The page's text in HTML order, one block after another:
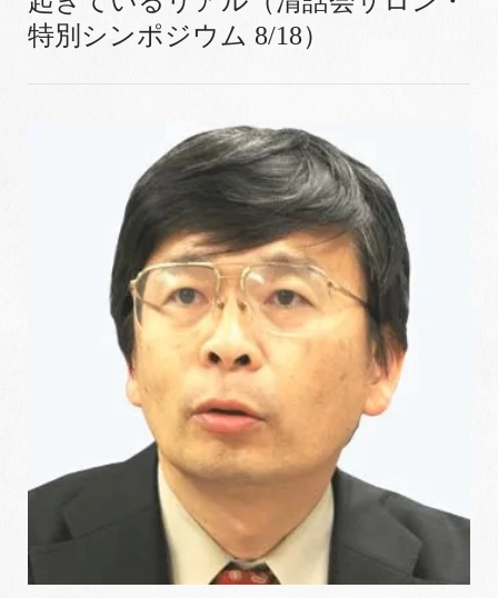
特別シンポジウム 8/18）